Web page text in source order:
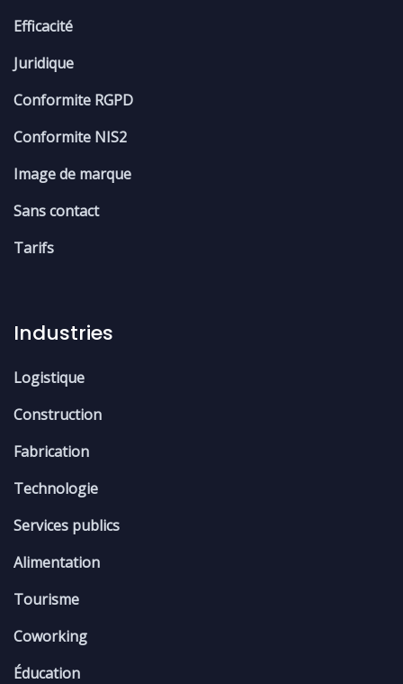
Efficacité
Juridique
Conformite RGPD
Conformite NIS2
Image de marque
Sans contact
Tarifs
Industries
Logistique
Construction
Fabrication
Technologie
Services publics
Alimentation
Tourisme
Coworking
Éducation